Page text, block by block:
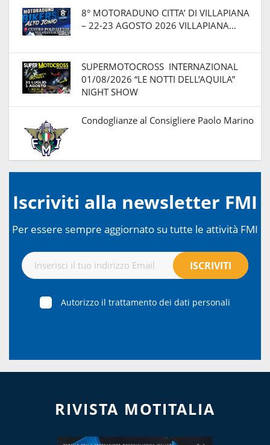
8° MOTORADUNO CITTA’ DI VILLAPIANA
– 22-23 AGOSTO 2026 VILLAPIANA…
SUPERMOTOCROSS INTERNAZIONAL
01/08/2026 “LE NOTTI DELL’AQUILA”
NIGHT SHOW
Condoglianze al Consigliere Paolo Marino
Iscriviti alla newsletter FMI
Per essere sempre aggiornato su tutte le attività FMI
Autorizzo il trattamento dei dati personali
RIVISTA MOTITALIA